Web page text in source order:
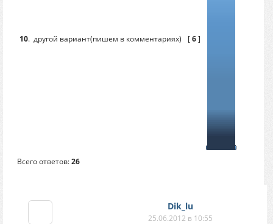
10. другой вариант(пишем в комментариях) [6]
Всего ответов:26
Dik_lu
25.06.2012 в 10:55